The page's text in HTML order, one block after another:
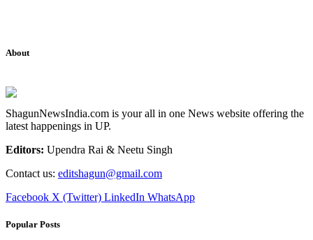
About
ShagunNewsIndia.com is your all in one News website offering the
latest happenings in UP.
Editors: Upendra Rai & Neetu Singh
Contact us: editshagun@gmail.com
Facebook X (Twitter) LinkedIn WhatsApp
Popular Posts